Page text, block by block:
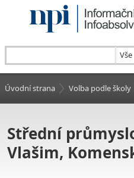
Úvodní strana Volba podle školy
Střední
Vlašim,